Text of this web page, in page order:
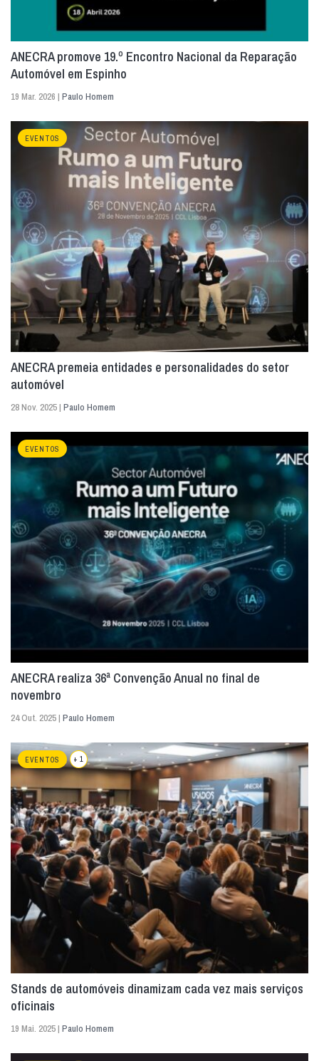
ANECRA promove 19.º Encontro Nacional da Reparação
Automóvel em Espinho
19 Mar. 2026 | Paulo Homem
EVENTOS
ANECRA premeia entidades e personalidades do setor
automóvel
28 Nov. 2025 | Paulo Homem
EVENTOS
ANECRA realiza 36ª Convenção Anual no final de
novembro
24 Out. 2025 | Paulo Homem
EVENTOS + 1
Stands de automóveis dinamizam cada vez mais serviços
oficinais
19 Mai. 2025 | Paulo Homem